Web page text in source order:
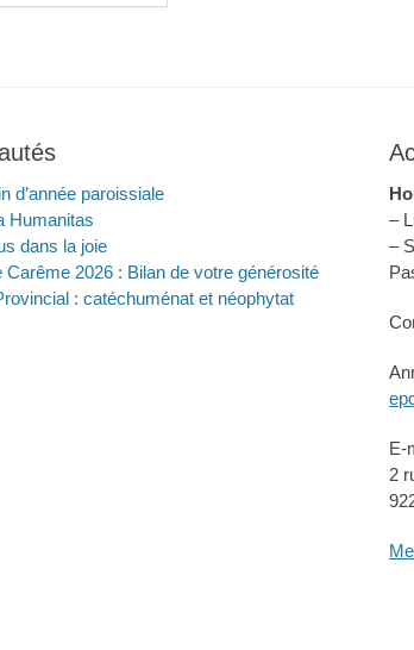
d’année paroissiale
Humanitas
dans la joie
Carême 2026 : Bilan de votre générosité
: catéchuménat et néophytat
–
–
E-
2